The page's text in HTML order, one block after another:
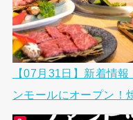
【07月31日】新着情
ンモールにオープン！